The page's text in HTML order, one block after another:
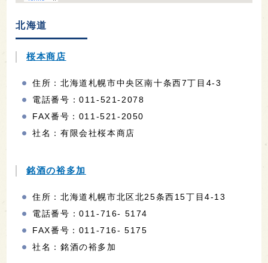
北海道
桜本商店
住所：北海道札幌市中央区南十条西7丁目4-3
電話番号：011-521-2078
FAX番号：011-521-2050
社名：有限会社桜本商店
銘酒の裕多加
住所：北海道札幌市北区北25条西15丁目4-13
電話番号：011-716- 5174
FAX番号：011-716- 5175
社名：銘酒の裕多加